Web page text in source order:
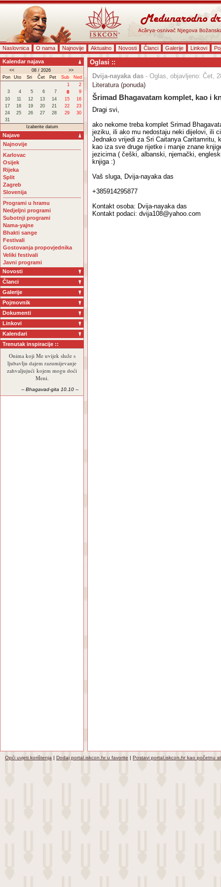
Naslovnica O nama Najnovije Aktualno Novosti Članci Galerije Linkovi
Kalendar najava
<< 08 / 2026
>>
Pon
Uto Sri Čet Pet Sub
Ned
1
2
3
4 5 6 7 8
9
10
11 12 13 14 15
16
17
18 19 20 21 22
23
24
25 26 27 28 29
30
31
Izaberite datum
Najave
Najnovije
Karlovac
Osijek
Rijeka
Split
Zagreb
Slovenija
Programi u hramu
Nedjeljni programi
Subotnji programi
Nama-yajne
Bhakti sange
Festivali
Gostovanja propovjednika
Veliki festivali
Javni programi
Novosti
Članci
Galerije
Pojmovnik
Dokumenti
Linkovi
Kalendari
Trenutak inspiracije ::
Onima koji Me uvijek služe s
ljubavlju dajem razumijevanje
zahvaljujući kojem mogu doći
Meni.
-- Bhagavad-gita 10.10 --
Oglasi ::
Dvija-nayaka das - Oglas, objavljeno: Čet,
Literatura (ponuda)
Šrimad Bhagavatam komplet, kao i
Dragi svi,
ako nekome treba komplet Srimad
jeziku, ili ako mu nedostaju neki dijelovi, ili
Jednako vrijedi za Sri Caitanya Caritamritu,
kao iza sve druge rijetke i manje znane
jezicima ( češki, albanski, njemački,
knjiga :)
Vaš sluga, Dvija-nayaka das
+385914295877
Kontakt osoba: Dvija-nayaka das
Kontakt podaci: dvija108@yahoo.com
Opći uvjeti korištenja | Dodaj portal.iskcon.hr u favorite | Postavi portal.iskcon.hr kao početnu